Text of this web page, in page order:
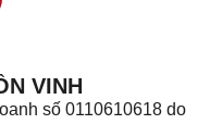
VINH
số 0110610618 do